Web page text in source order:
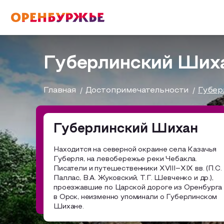
О РЕГИОНЕ
О регионе
Фотобанк
МОЙ МАРШРУТ
Маршруты от туроператоров
Промышленный туризм
Пешеходный туризм
ГДЕ ПОЕСТЬ
ГДЕ ОСТАНОВИТЬСЯ
Русский(RU)Губерлинский
Главная Достопримечательности
Губерлинский Шихан
Находится на северной окраине села Казачья
Губерля, на левобережье реки Чебакла.
Писатели и путешественники XVIII‒XIX вв. (П.С.
Паллас, В.А. Жуковский, Т.Г. Шевченко и др.),
проезжавшие по Царской дороге из Оренбурга
в Орск, неизменно упоминали о Губерлинском
Шихане.